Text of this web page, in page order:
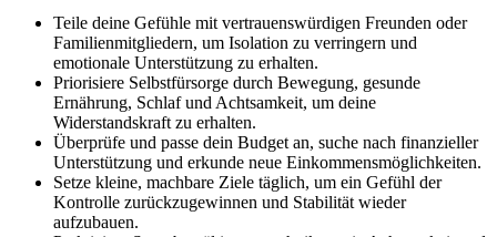
Teile deine Gefühle mit vertrauenswürdigen Freunden oder
Familienmitgliedern, um Isolation zu verringern und
emotionale Unterstützung zu erhalten.
Priorisiere Selbstfürsorge durch Bewegung, gesunde
Ernährung, Schlaf und Achtsamkeit, um deine
Widerstandskraft zu erhalten.
Überprüfe und passe dein Budget an, suche nach finanzieller
Unterstützung und erkunde neue Einkommensmöglichkeiten.
Setze kleine, machbare Ziele täglich, um ein Gefühl der
Kontrolle zurückzugewinnen und Stabilität wieder
aufzubauen.